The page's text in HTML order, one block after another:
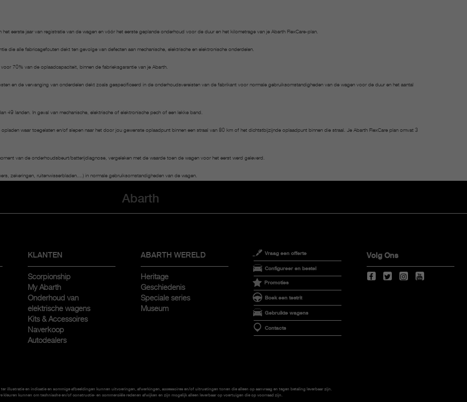
het eerste jaar van registratie van de wagen en vóór het eerste geplande onderhoud voor de duur en het kilometrage van je Abarth FlexCare-plan.
die alle fabricagefouten dekt ten gevolge van defecten aan mechanische, elektrische en elektronische onderdelen.
70% van de oplaadcapaciteit, binnen de fabrieksgarantie van je Abarth.
en de vervanging van onderdelen dekt zoals gespecificeerd in de onderhoudsvereisten van de fabrikant voor normale gebruiksomstandigheden van de wagen voor de duur en het aantal
49 landen. In geval van mechanische, elektrische of elektronische pech of een lekke band.
waar toegelaten en/of slepen naar het door jou gewenste oplaadpunt binnen een straal van 80 km of het dichtstbijzijnde oplaadpunt binnen die straal. Je Abarth FlexCare plan omvat 3
van de onderhoudsbeurt/batterijdiagnose, vergeleken met de waarde toen de wagen voor het eerst werd geleverd.
zekeringen, ruitenwisserbladen....) in normale gebruiksomstandigheden van de wagen.
Abarth
KLANTEN
Scorpionship
My Abarth
Onderhoud van
elektrische wagens
Kits & Accessoires
Naverkoop
Autodealers
ABARTH WERELD
Heritage
Geschiedenis
Speciale series
Museum
Vraag een offerte
Configureer en bestel
Promoties
Boek een testrit
Gebruikte wagens
Contacts
Volg Ons
illustratie en indicatie en sommige afbeeldingen kunnen uitvoeringen, afwerkingen, accessoires en/of uitrustingen tonen die alleen op aanvraag en tegen betaling leverbaar zijn.
kleuren kunnen om technische en/of constructie- en commerciële redenen afwijken en zijn mogelijk alleen leverbaar op voertuigen die op voorraad zijn.